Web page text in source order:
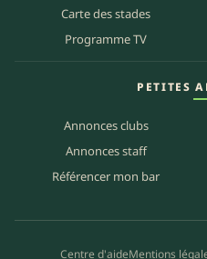
Carte des stades
Programme TV
PETITES
Annonces clubs
Annonces staff
Référencer mon bar
Centre d'aideMentions